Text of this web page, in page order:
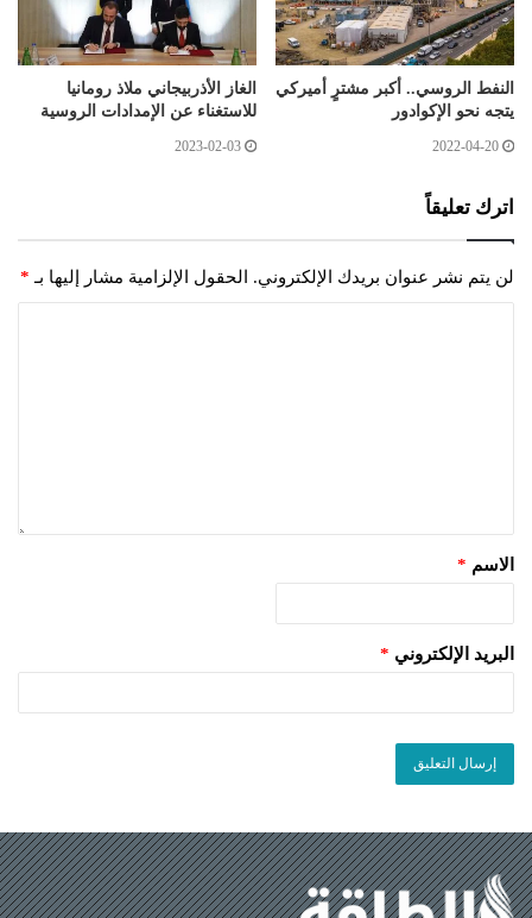
النفط الروسي.. أكبر مشترٍ أميركي
يتجه نحو الإكوادور
2022-04-20
الغاز الأذربيجاني ملاذ رومانيا
للاستغناء عن الإمدادات الروسية
2023-02-03
اترك تعليقاً
لن يتم نشر عنوان بريدك الإلكتروني. الحقول الإلزامية مشار إليها بـ *
الاسم *
البريد الإلكتروني *